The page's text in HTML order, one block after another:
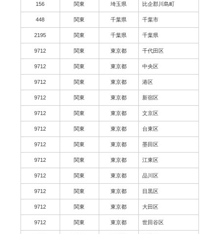
156 関東 埼玉県 比企郡川島町
448 関東 千葉県 千葉市
2195 関東 千葉県 千葉県
9712 関東 東京都 千代田区
9712 関東 東京都 中央区
9712 関東 東京都 港区
9712 関東 東京都 新宿区
9712 関東 東京都 文京区
9712 関東 東京都 台東区
9712 関東 東京都 墨田区
9712 関東 東京都 江東区
9712 関東 東京都 品川区
9712 関東 東京都 目黒区
9712 関東 東京都 大田区
9712 関東 東京都 世田谷区